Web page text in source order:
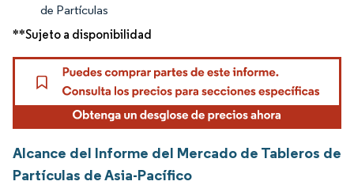
de Partículas
**Sujeto a disponibilidad
Alcance del Informe del Mercado de Tableros de
Partículas de Asia-Pacífico